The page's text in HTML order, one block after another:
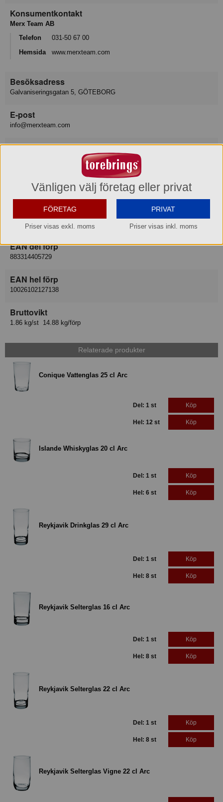
Konsumentkontakt
Merx Team AB
Telefon
031-50 67 00
Hemsida
www.merxteam.com
Besöksadress
Galvaniseringsgatan 5, GÖTEBORG
E-post
info@merxteam.com
Varukategori
Leverantör
Exxent AB
Lev art nr
52773
EAN del förp
883314405729
EAN hel förp
10026102127138
Bruttovikt
1.86 kg/st 14.88 kg/förp
Relaterade produkter
Conique Vattenglas 25 cl Arc
Del: 1 st Köp
Hel: 12 st Köp
Islande Whiskyglas 20 cl Arc
Del: 1 st Köp
Hel: 6 st Köp
Reykjavik Drinkglas 29 cl Arc
Del: 1 st Köp
Hel: 8 st Köp
Reykjavik Selterglas 16 cl Arc
Del: 1 st Köp
Hel: 8 st Köp
Reykjavik Selterglas 22 cl Arc
Del: 1 st Köp
Hel: 8 st Köp
Reykjavik Selterglas Vigne 22 cl Arc
Vänligen välj företag eller privat
FÖRETAG
Priser visas exkl. moms
PRIVAT
Priser visas inkl. moms